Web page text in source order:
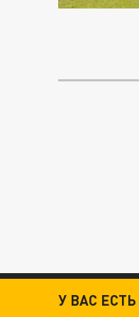
У ВАС